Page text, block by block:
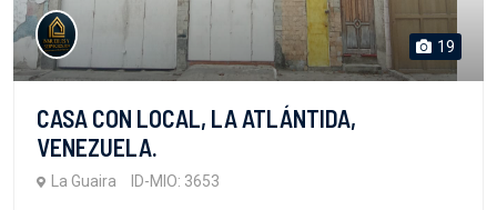
19
CASA CON LOCAL, LA ATLÁNTIDA,
VENEZUELA.
La Guaira ID-MIO: 3653